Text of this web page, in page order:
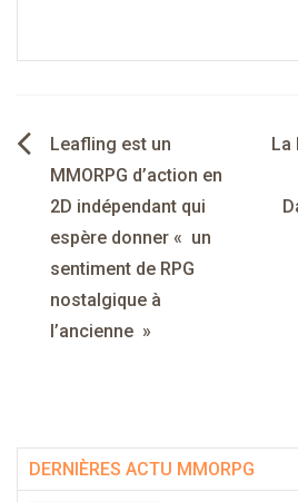
Navigation
de
l’article
Leafling est un
MMORPG d’action en
2D indépendant qui
espère donner « un
sentiment de RPG
nostalgique à
l’ancienne »
La
DERNIÈRES ACTU MMORPG